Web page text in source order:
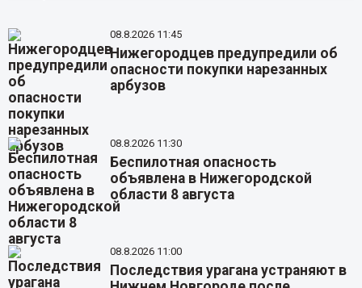
08.8.2026 11:45
Нижегородцев предупредили об
опасности покупки нарезанных
арбузов
08.8.2026 11:30
Беспилотная опасность
объявлена в Нижегородской
области 8 августа
08.8.2026 11:00
Последствия урагана устраняют в